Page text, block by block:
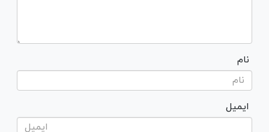
نام
ایمیل